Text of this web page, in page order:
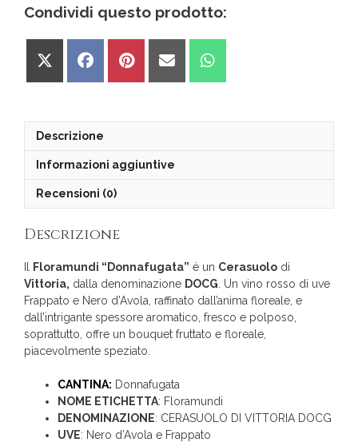
Condividi questo prodotto:
Share
Share
Share
Share
Share
Descrizione
Informazioni aggiuntive
Recensioni (0)
Descrizione
Floramundi “Donnafugata” è un Cerasuolo di
Vittoria, dalla denominazione DOCG . Un vino rosso di uve
Frappato e Nero d’Avola, raffinato dall’anima floreale, e
dall’intrigante spessore aromatico, fresco e polposo,
soprattutto, offre un bouquet fruttato e floreale,
piacevolmente speziato.
CANTINA: Donnafugata
NOME ETICHETTA: Floramundi
DENOMINAZIONE: CERASUOLO DI VITTORIA DOCG
UVE: Nero d’Avola e Frappato